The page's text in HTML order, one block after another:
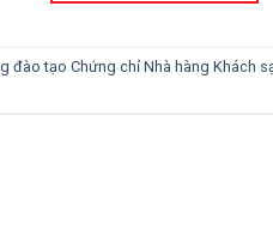
đào tạo Chứng chỉ Nhà hàng Khách